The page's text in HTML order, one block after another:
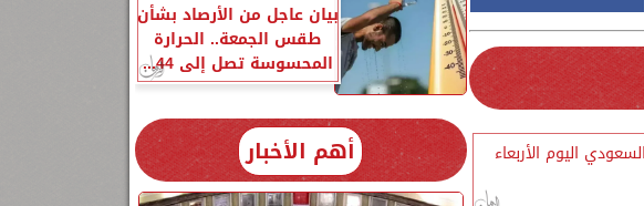
اليوم الأربعاء
بيان عاجل من الأرصاد بشأن
طقس الجمعة.. الحرارة
المحسوسة تصل إلى 44...
أهم الأخبار